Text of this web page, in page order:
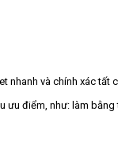
nhanh và chính xác
ưu điểm, như: làm